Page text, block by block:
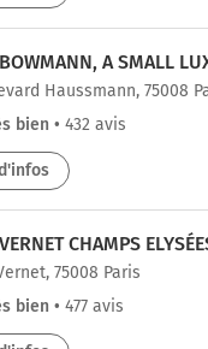
A SMALL
Haussmann, 75008
bien • 432 avis
CHAMPS
75008 Paris
bien • 477 avis